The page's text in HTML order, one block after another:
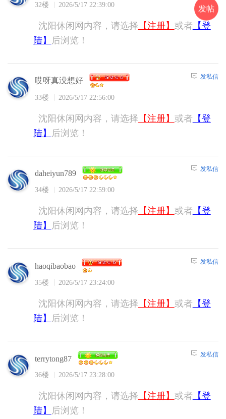
32楼 2026/5/17 22:39:00
沈阳休闲网内容，请选择 【注册】 或者 【登
陆】
后浏览！
哎呀真没想好
33楼 2026/5/17 22:56:00
发私信
沈阳休闲网内容，请选择 【注册】 或者 【登
陆】
后浏览！
daheiyun789
34楼 2026/5/17 22:59:00
发私信
沈阳休闲网内容，请选择 【注册】 或者 【登
陆】
后浏览！
haoqibaobao
35楼 2026/5/17 23:24:00
发私信
沈阳休闲网内容，请选择 【注册】 或者 【登
陆】
后浏览！
terrytong87
36楼 2026/5/17 23:28:00
发私信
沈阳休闲网内容，请选择 【注册】 或者 【登
陆】
后浏览！
发帖